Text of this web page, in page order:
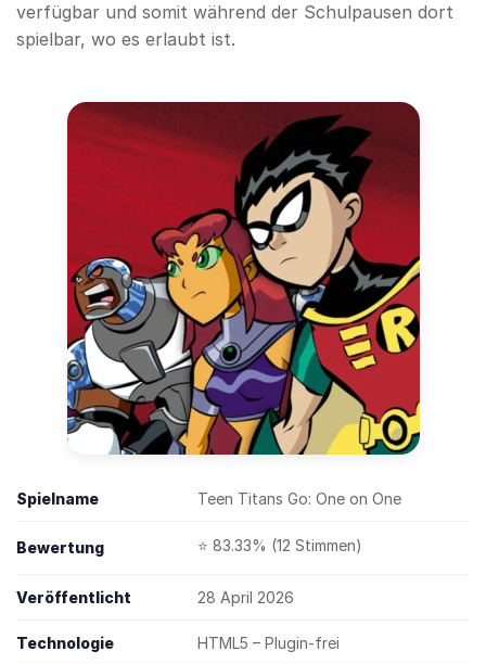
verfügbar und somit während der Schulpausen dort
spielbar, wo es erlaubt ist.
Spielname Teen Titans Go: One on One
Bewertung ⭐ 83.33% (12 Stimmen)
Veröffentlicht 28 April 2026
Technologie HTML5 – Plugin-frei